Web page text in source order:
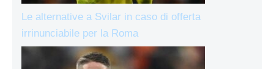
Le alternative a Svilar in caso di offerta
irrinunciabile per la Roma